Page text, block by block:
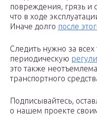
повреждения, грязь и
что в ходе
Иначе долго после
Следить нужно за
периодическую
это также
транспортного
Подписывайтесь,
о нашем проекте